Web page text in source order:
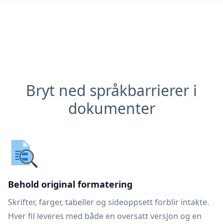
Bryt ned språkbarrierer i
dokumenter
Behold original formatering
Skrifter, farger, tabeller og sideoppsett forblir intakte.
Hver fil leveres med både en oversatt versjon og en